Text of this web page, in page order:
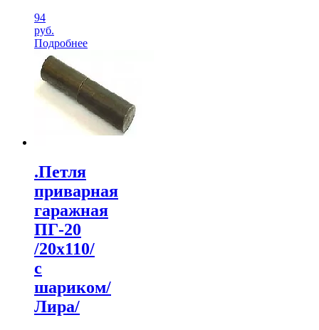
94
руб.
Подробнее
.Петля
приварная
гаражная
ПГ-20
/20х110/
с
шариком/
Лира/